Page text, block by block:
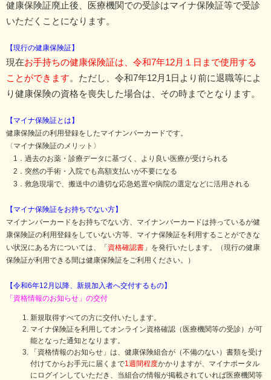
健康保険証廃止後、医療機関での受診はマイナ保険証等で受診
いただくことになります。
【現行の健康保険証】
現在お手持ちの健康保険証は、令和7年12月１日まで使用する
ことができます。ただし、令和7年12月1日より前に退職等によ
り健康保険の資格を喪失した場合は、その時までとなります。
【マイナ保険証とは】
健康保険証の利用登録をしたマイナンバーカードです。
〈マイナ保険証のメリット〉
1．過去のお薬・診療データに基づく、より良い医療が受けられる
2．突然の手術・入院でも高額支払いが不要になる
3．救急現場で、搬送中の適切な応急処置や病院の選定などに活用される
【マイナ保険証をお持ちでない方】
マイナンバーカードをお持ちでない方、マイナンバーカードは持っているが健
康保険証の利用登録をしていない方等、マイナ保険証を利用することができな
い状況にある方については、「 資格確認書 」を発行いたします。（現行の健康
保険証が利用できる間は健康保険証をご利用ください。）
【令和6年12月以降、新規加入者へ交付するもの】
「資格情報のお知らせ」の交付
新規取得すべての方に交付いたします。
マイナ保険証を利用してオンライン資格確認（医療機関等の受診）が可
能となった通知となります。
「資格情報のお知らせ」は、健康保険組合が（不備のない）書類を受け
付けてからお手元に届くまで1週間程度かかりますが、マイナポータル
にログインしていただき、当組合の情報が掲載されていれば医療機関等